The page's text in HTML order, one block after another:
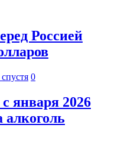
Россией
0
января 2026